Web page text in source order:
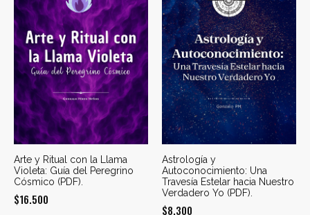
Arte y Ritual con la Llama
Violeta: Guía del Peregrino
Cósmico (PDF).
$16.500
Astrología y
Autoconocimiento: Una
Travesía Estelar hacia Nuestro
Verdadero Yo (PDF).
$8.300